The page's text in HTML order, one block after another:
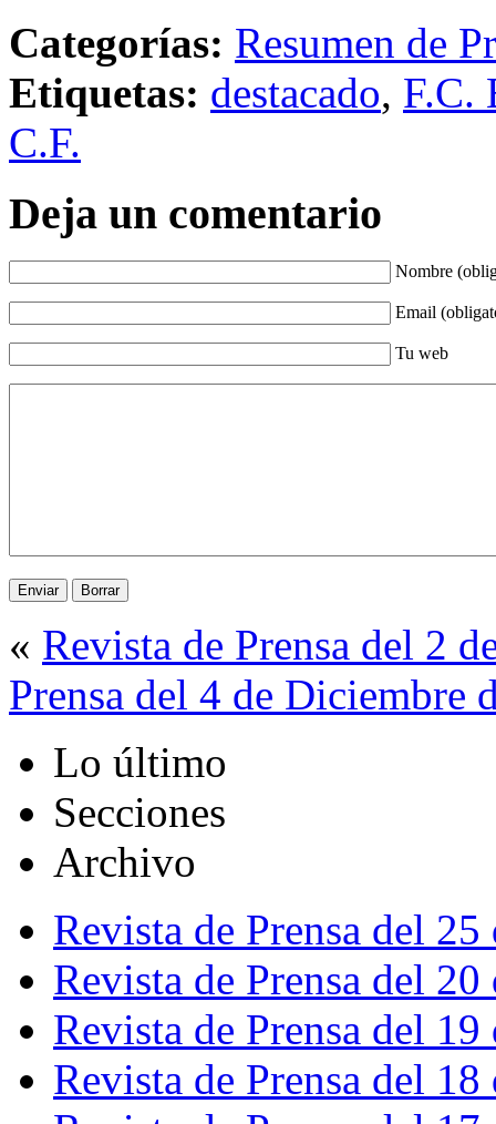
Categorías: Resumen de
Etiquetas: destacado, F.C.
C.F.
Deja un comentario
Nombre
Email
Tu web
« Revista de Prensa del 2
Prensa del 4 de Diciembre
Lo último
Secciones
Archivo
Revista de Prensa del
Revista de Prensa del
Revista de Prensa del
Revista de Prensa del